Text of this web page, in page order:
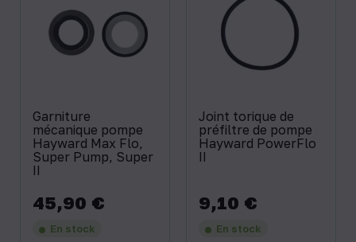
Garniture
mécanique pompe
Hayward Max Flo,
Super Pump, Super
II
Prix
45,90 €
En stock
Joint torique de
préfiltre de pompe
Hayward PowerFlo
II
Prix
9,10 €
En stock